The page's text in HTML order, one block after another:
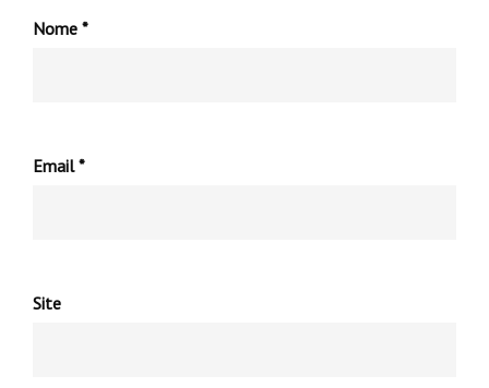
Nome *
Email*
Site